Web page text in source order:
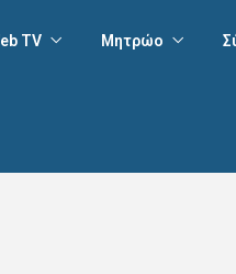
TV Μητρώο